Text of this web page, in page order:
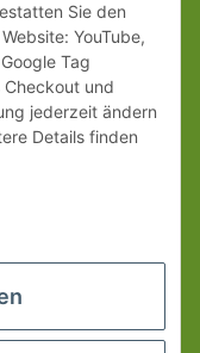
Sie den
YouTube,
Tag
Checkout und
jederzeit ändern
Details finden